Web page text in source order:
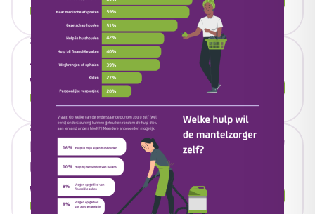
Lees artikel
John van Hoof neemt afscheid
van Total Care
3 december 2025
Lees artikel
Documentaire 'Zichtbaar Onmisbaar'
biedt een ontroerend inkijkje in het
werk van thuishulpen
21 oktober 2025
Lees artikel